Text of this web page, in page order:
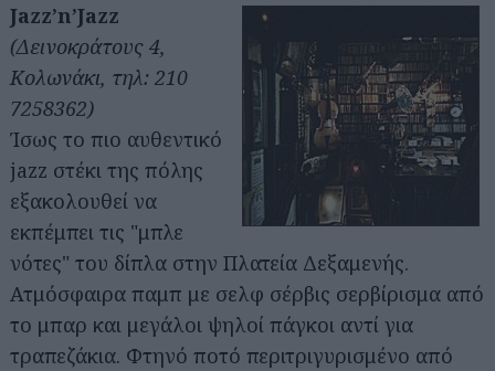
Jazz’n’Jazz
(Δεινοκράτους 4,
Κολωνάκι, τηλ: 210
7258362)
Ίσως το πιο αυθεντικό
jazz στέκι της πόλης
εξακολουθεί να
εκπέμπει τις "μπλε
νότες" του δίπλα στην Πλατεία Δεξαμενής.
Ατμόσφαιρα παμπ με σελφ σέρβις σερβίρισμα από
το μπαρ και μεγάλοι ψηλοί πάγκοι αντί για
τραπεζάκια. Φτηνό ποτό περιτριγυρισμένο από